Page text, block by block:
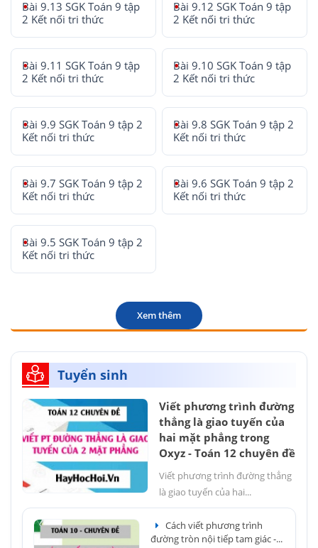
Bài 9.13 SGK Toán 9 tập
2 Kết nối tri thức
Bài 9.12 SGK Toán 9 tập
2 Kết nối tri thức
Bài 9.11 SGK Toán 9 tập
2 Kết nối tri thức
Bài 9.10 SGK Toán 9 tập
2 Kết nối tri thức
Bài 9.9 SGK Toán 9 tập 2
Kết nối tri thức
Bài 9.8 SGK Toán 9 tập 2
Kết nối tri thức
Bài 9.7 SGK Toán 9 tập 2
Kết nối tri thức
Bài 9.6 SGK Toán 9 tập 2
Kết nối tri thức
Bài 9.5 SGK Toán 9 tập 2
Kết nối tri thức
Xem thêm
Tuyển sinh
Viết phương trình đường
thẳng là giao tuyến của
hai mặt phẳng trong
Oxyz - Toán 12 chuyên đề
Viết phương trình đường thẳng
là giao tuyến của hai...
Cách viết phương trình
đường tròn nội tiếp tam giác -...